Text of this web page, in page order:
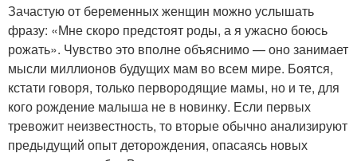
Зачастую от беременных женщин можно услышать
фразу: «Мне скоро предстоят роды, а я ужасно боюсь
рожать». Чувство это вполне объяснимо — оно занимает
мысли миллионов будущих мам во всем мире. Боятся,
кстати говоря, только первородящие мамы, но и те, для
кого рождение малыша не в новинку. Если первых
тревожит неизвестность, то вторые обычно анализируют
предыдущий опыт деторождения, опасаясь новых